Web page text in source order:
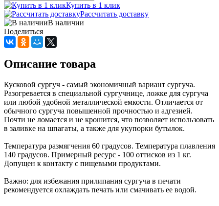
Купить в 1 клик
Рассчитать доставку
В наличии
Поделиться
Описание товара
Кусковой сургуч - самый экономичный вариант сургуча.
Разогревается в специальной сургучнице, ложке для сургуча
или любой удобной металлической емкости. Отличается от
обычного сургуча повышенной прочностью и адгезией.
Почти не ломается и не крошится, что позволяет использовать
в заливке на шпагаты, а также для укупорки бутылок.
Температура размягчения 60 градусов. Температура плавления
140 градусов. Примерный ресурс - 100 оттисков из 1 кг.
Допущен к контакту с пищевыми продуктами.
Важно: для избежания прилипания сургуча в печати
рекомендуется охлаждать печать или смачивать ее водой.